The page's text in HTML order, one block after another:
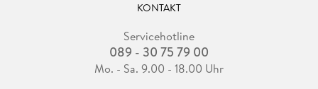
KONTAKT
Servicehotline
089 - 30 75 79 00
Mo. - Sa. 9.00 - 18.00 Uhr